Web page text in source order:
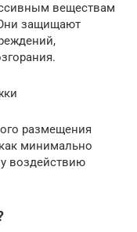
веществам
защищают
размещения
минимально
воздействию